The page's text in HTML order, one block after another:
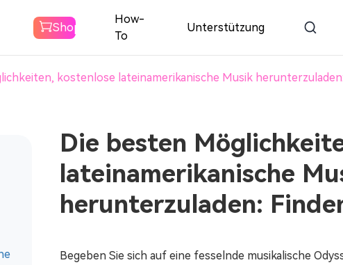
Herunterladen Spotify Musik zu
MP3
Amazon Music
Converter
Shop
How-
To
Unterstützung
kostenlose lateinamerikanische Musik
Die besten
lateinamerikanische
herunterzuladen:
Begeben Sie sich auf eine fesselnde musikalische